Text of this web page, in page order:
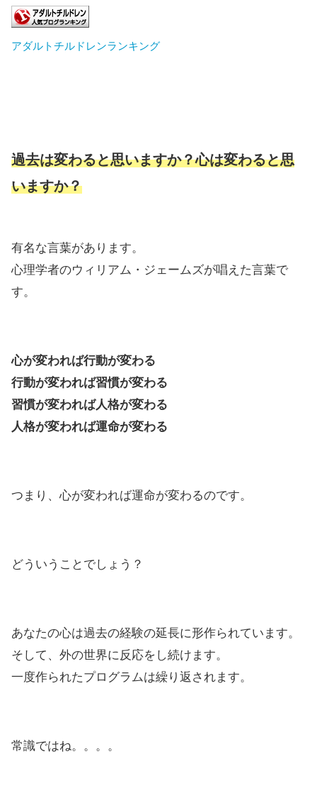
アダルトチルドレンランキング
過去は変わると思いますか？心は変わると思
いますか？
有名な言葉があります。
心理学者のウィリアム・ジェームズが唱えた言葉で
す。
心が変われば行動が変わる
行動が変われば習慣が変わる
習慣が変われば人格が変わる
人格が変われば運命が変わる
つまり、心が変われば運命が変わるのです。
どういうことでしょう？
あなたの心は過去の経験の延長に形作られています。
そして、外の世界に反応をし続けます。
一度作られたプログラムは繰り返されます。
常識ではね。。。。